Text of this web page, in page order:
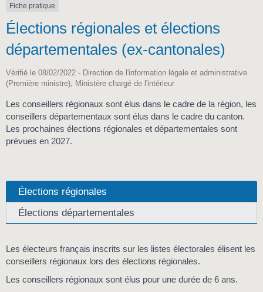
Fiche pratique
Élections régionales et élections
départementales (ex-cantonales)
Vérifié le 08/02/2022 - Direction de l'information légale et administrative
(Première ministre), Ministère chargé de l'intérieur
Les conseillers régionaux sont élus dans le cadre de la région, les
conseillers départementaux sont élus dans le cadre du canton.
Les prochaines élections régionales et départementales sont
prévues en 2027.
Élections régionales
Élections départementales
Les électeurs français inscrits sur les listes électorales élisent les
conseillers régionaux lors des élections régionales.
Les conseillers régionaux sont élus pour une durée de 6 ans.